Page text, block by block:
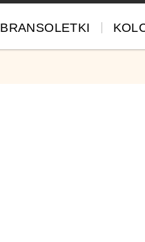
BRANSOLETKI